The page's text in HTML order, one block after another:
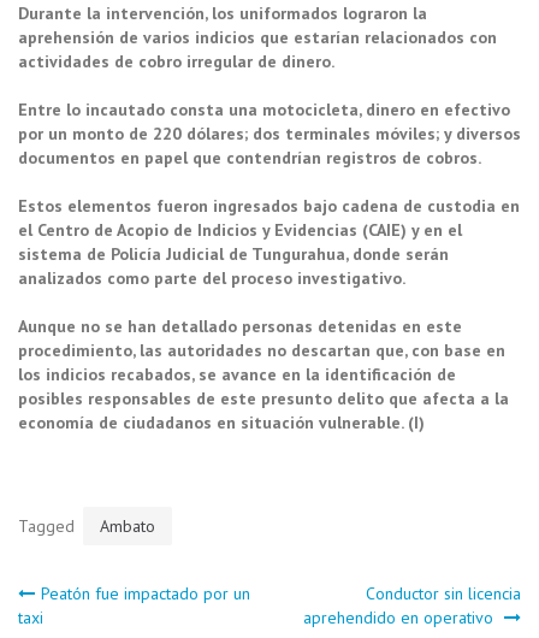
Durante la intervención, los uniformados lograron la
aprehensión de varios indicios que estarían relacionados con
actividades de cobro irregular de dinero.
Entre lo incautado consta una motocicleta, dinero en efectivo
por un monto de 220 dólares; dos terminales móviles; y diversos
documentos en papel que contendrían registros de cobros.
Estos elementos fueron ingresados bajo cadena de custodia en
el Centro de Acopio de Indicios y Evidencias (CAIE) y en el
sistema de Policía Judicial de Tungurahua, donde serán
analizados como parte del proceso investigativo.
Aunque no se han detallado personas detenidas en este
procedimiento, las autoridades no descartan que, con base en
los indicios recabados, se avance en la identificación de
posibles responsables de este presunto delito que afecta a la
economía de ciudadanos en situación vulnerable. (I)
Tagged Ambato
Navegación
Peatón fue impactado por un
taxi
Conductor sin licencia
aprehendido en operativo